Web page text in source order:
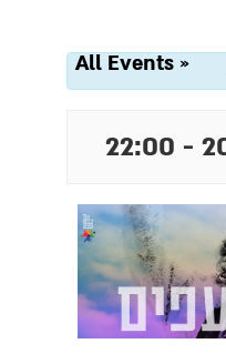
« All Events
-
22:00